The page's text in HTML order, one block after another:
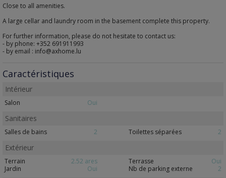
Close to all amenities.
A large cellar and laundry room in the basement complete this property.
For further information, please do not hesitate to contact us:
- by phone: +352 691911993
- by email : info@axhome.lu
Caractéristiques
Intérieur
Salon Oui
Sanitaires
Salles de bains 2 Toilettes séparées 2
Extérieur
Terrain 2.52 ares Terrasse
Oui
Jardin
Oui Nb de parking externe 2